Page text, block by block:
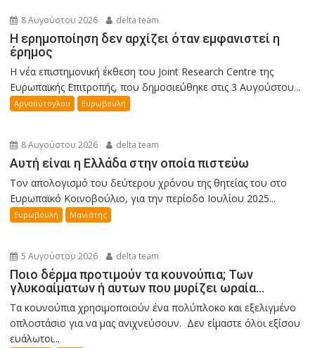
8 Αυγούστου 2026 delta team
Η ερημοποίηση δεν αρχίζει όταν εμφανιστεί η
έρημος
Η νέα επιστημονική έκθεση του Joint Research Centre της
Ευρωπαϊκής Επιτροπής, που δημοσιεύθηκε στις 3 Αυγούστου...
Αρναούτογλου Ευρωβουλή
8 Αυγούστου 2026 delta team
Αυτή είναι η Ελλάδα στην οποία πιστεύω
Τον απολογισμό του δεύτερου χρόνου της θητείας του στο
Ευρωπαϊκό Κοινοβούλιο, για την περίοδο Ιουλίου 2025...
Ευρωβουλή Μανιάτης
5 Αυγούστου 2026 delta team
Ποιο δέρμα προτιμούν τα κουνούπια; Των
γλυκοαίματων ή αυτων που μυρίζει ωραία…
Τα κουνούπια χρησιμοποιούν ένα πολύπλοκο και εξελιγμένο
οπλοστάσιο για να μας ανιχνεύσουν. Δεν είμαστε όλοι εξίσου
ευάλωτοι...